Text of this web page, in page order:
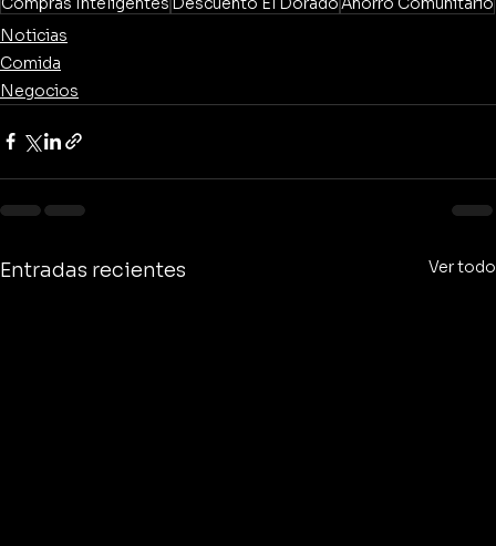
Noticias
Comida
Negocios
Entradas recientes Ver todo